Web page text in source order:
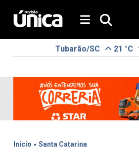
Tubarão/SC 21 °C
Início . Santa Catarina